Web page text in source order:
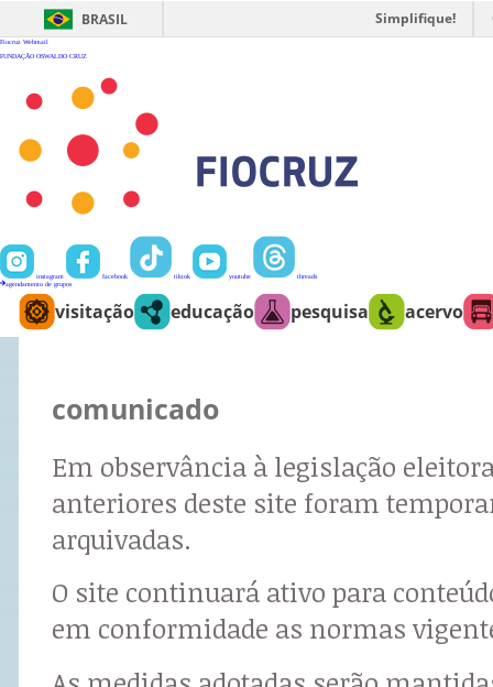
BRASIL Simplifique!
Fiocruz Webmail
FUNDAÇÃO OSWALDO CRUZ
instagram facebook tiktok youtube
threads
agendamento de grupos
visitação educação pesquisa acervo
comunicado
Em observância à legislação
anteriores deste site foram
arquivadas.
O site continuará ativo para
em conformidade as normas